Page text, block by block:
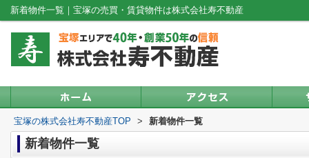
新着物件一覧｜宝塚の売買・賃貸物件は株式会社寿不動産
宝塚の株式会社寿不動産TOP > 新着物件一覧
新着物件一覧